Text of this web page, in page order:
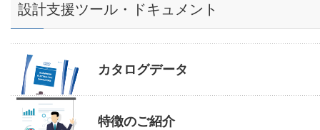
設計支援ツール・ドキュメント
カタログデータ
特徴のご紹介